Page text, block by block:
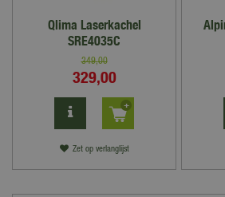
Qlima Laserkachel
SRE4035C
349,00
329,00
Zet op verlanglijst